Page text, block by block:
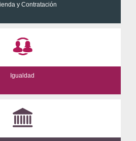
y Contratación
Igualdad